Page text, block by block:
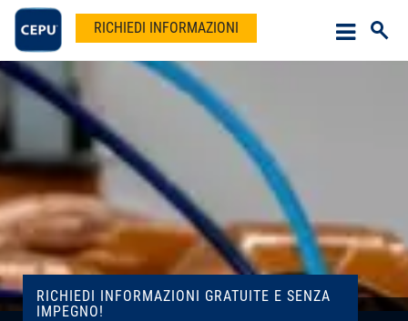
RICHIEDI INFORMAZIONI
RICHIEDI INFORMAZIONI GRATUITE E SENZA
IMPEGNO!